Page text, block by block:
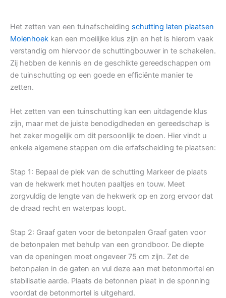
Het zetten van een tuinafscheiding schutting laten plaatsen
Molenhoek kan een moeilijke klus zijn en het is hierom vaak
verstandig om hiervoor de schuttingbouwer in te schakelen.
Zij hebben de kennis en de geschikte gereedschappen om
de tuinschutting op een goede en efficiënte manier te
zetten.
Het zetten van een tuinschutting kan een uitdagende klus
zijn, maar met de juiste benodigdheden en gereedschap is
het zeker mogelijk om dit persoonlijk te doen. Hier vindt u
enkele algemene stappen om die erfafscheiding te plaatsen:
Stap 1: Bepaal de plek van de schutting Markeer de plaats
van de hekwerk met houten paaltjes en touw. Meet
zorgvuldig de lengte van de hekwerk op en zorg ervoor dat
de draad recht en waterpas loopt.
Stap 2: Graaf gaten voor de betonpalen Graaf gaten voor
de betonpalen met behulp van een grondboor. De diepte
van de openingen moet ongeveer 75 cm zijn. Zet de
betonpalen in de gaten en vul deze aan met betonmortel en
stabilisatie aarde. Plaats de betonnen plaat in de sponning
voordat de betonmortel is uitgehard.